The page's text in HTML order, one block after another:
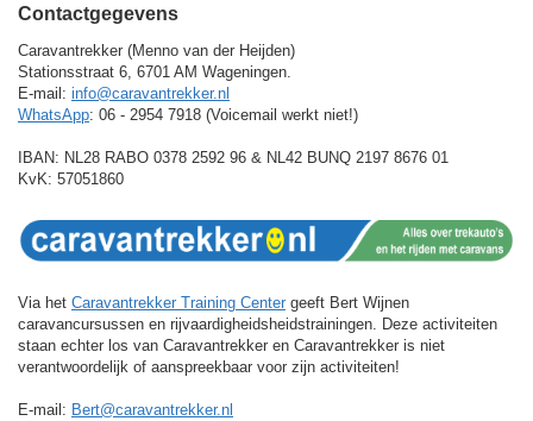
Contactgegevens
Caravantrekker (Menno van der Heijden)
Stationsstraat 6, 6701 AM Wageningen.
E-mail: info@caravantrekker.nl
WhatsApp: 06 - 2954 7918 (Voicemail werkt niet!)
IBAN: NL28 RABO 0378 2592 96 & NL42 BUNQ 2197 8676 01
KvK: 57051860
Via het Caravantrekker Training Center geeft Bert Wijnen
caravancursussen en rijvaardigheidsheidstrainingen. Deze activiteiten
staan echter los van Caravantrekker en Caravantrekker is niet
verantwoordelijk of aanspreekbaar voor zijn activiteiten!
E-mail: Bert@caravantrekker.nl